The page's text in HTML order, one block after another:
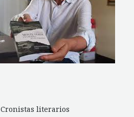
Cronistas literarios